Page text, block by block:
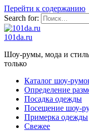
Перейти к содержанию
Search for:
101da.ru
Шоу-румы, мода и
только
Каталог шоу-
Определение
Посадка одежды
Посещение шоу-
Примерка одежды
Свежее